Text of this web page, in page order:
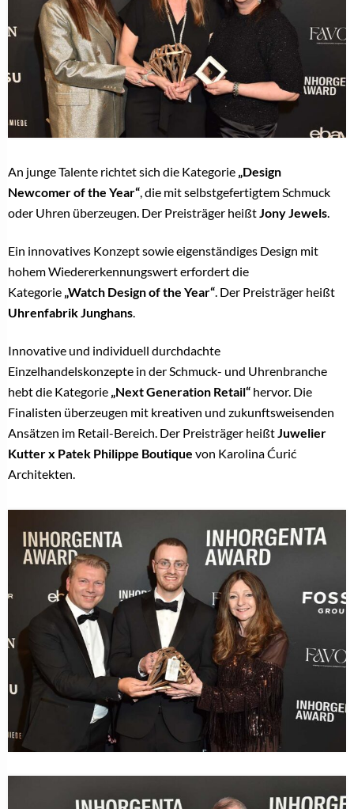
An junge Talente richtet sich die Kategorie „Design
Newcomer of the Year“, die mit selbstgefertigtem Schmuck
oder Uhren überzeugen. Der Preisträger heißtJony Jewels.
Ein innovatives Konzept sowie eigenständiges Design mit
hohem Wiedererkennungswert erfordert die
Kategorie „Watch Design of the Year“. Der Preisträger heißt
Uhrenfabrik Junghans.
Innovative und individuell durchdachte
Einzelhandelskonzepte in der Schmuck- und Uhrenbranche
hebt die Kategorie „Next Generation Retail“ hervor. Die
Finalisten überzeugen mit kreativen und zukunftsweisenden
Ansätzen im Retail-Bereich. Der Preisträger heißtJuwelier
Kutter x Patek Philippe Boutique von Karolina Ćurić
Architekten.